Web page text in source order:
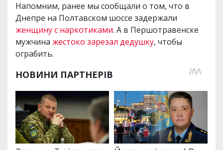
Напомним, ранее мы сообщали о том, что в
Днепре на Полтавском шоссе задержали
женщину с наркотиками. А в Першотравенске
мужчина жестоко зарезал дедушку, чтобы
ограбить.